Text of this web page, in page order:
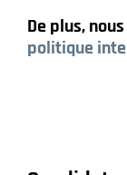
De plus,
politique